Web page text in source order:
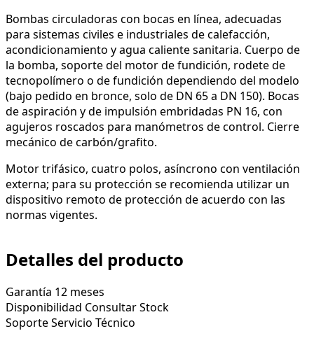
Bombas circuladoras con bocas en línea, adecuadas
para sistemas civiles e industriales de calefacción,
acondicionamiento y agua caliente sanitaria. Cuerpo de
la bomba, soporte del motor de fundición, rodete de
tecnopolímero o de fundición dependiendo del modelo
(bajo pedido en bronce, solo de DN 65 a DN 150). Bocas
de aspiración y de impulsión embridadas PN 16, con
agujeros roscados para manómetros de control. Cierre
mecánico de carbón/grafito.
Motor trifásico, cuatro polos, asíncrono con ventilación
externa; para su protección se recomienda utilizar un
dispositivo remoto de protección de acuerdo con las
normas vigentes.
Detalles del producto
Garantía 12 meses
Disponibilidad Consultar Stock
SoporteServicio Técnico